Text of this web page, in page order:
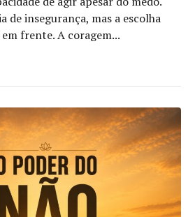
de insegurança, mas a escolha
frente. A coragem...